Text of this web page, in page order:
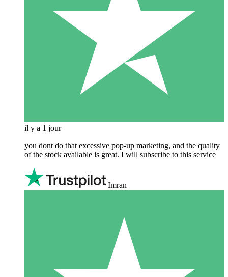
il y a 1 jour
you dont do that excessive pop-up marketing, and the quality
of the stock available is great. I will subscribe to this service
Imran